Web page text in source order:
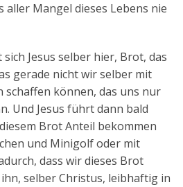
aller Mangel dieses Lebens nie
Jesus selber hier, Brot, das
gerade nicht wir selber mit
können, das uns nur
Und Jesus führt dann bald
Brot Anteil bekommen
und Minigolf oder mit
dass wir dieses Brot
selber Christus, leibhaftig in